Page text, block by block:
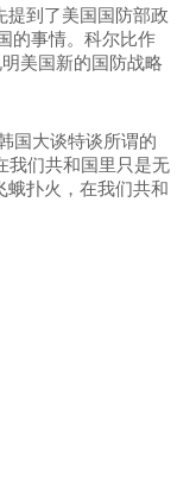
到了美国国防部政
的事情。科尔比作
美国新的国防战略
国大谈特谈所谓的
我们共和国里只是无
蛾扑火，在我们共和